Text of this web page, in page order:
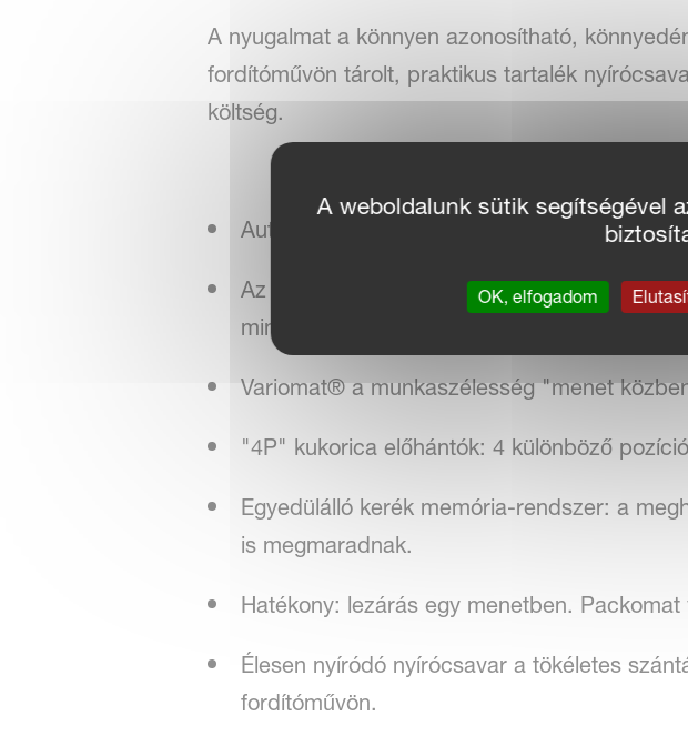
A nyugalmat a könnyen azonosítható,
fordítóművön tárolt, praktikus tartalék
költség.
Auto-line a helyes, automatikus vonóirány
Az Auto-line előnyei: alacsony üzemanyag-
minőségű szántás.
Variomat® a munkaszélesség "menet
"4P" kukorica előhántók: 4 különböző
Egyedülálló kerék memória-rendszer: a
is megmaradnak.
Hatékony: lezárás egy menetben.
Élesen nyíródó nyírócsavar a tökéletes
fordítóművön.
A weboldalunk sütik segítségével
OK, elfogadom